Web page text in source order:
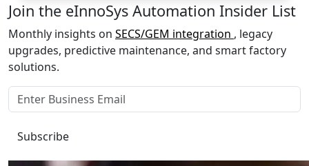
Join the eInnoSys Automation Insider List
Monthly insights on SECS/GEM integration , legacy
upgrades, predictive maintenance, and smart factory
solutions.